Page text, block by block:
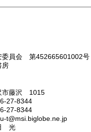
300円 島根県
300円
300円 愛媛県
委員会 第452665601002号
市藤沢 1015
27-8344
27-8344
t@msi.biglobe.ne.jp
光